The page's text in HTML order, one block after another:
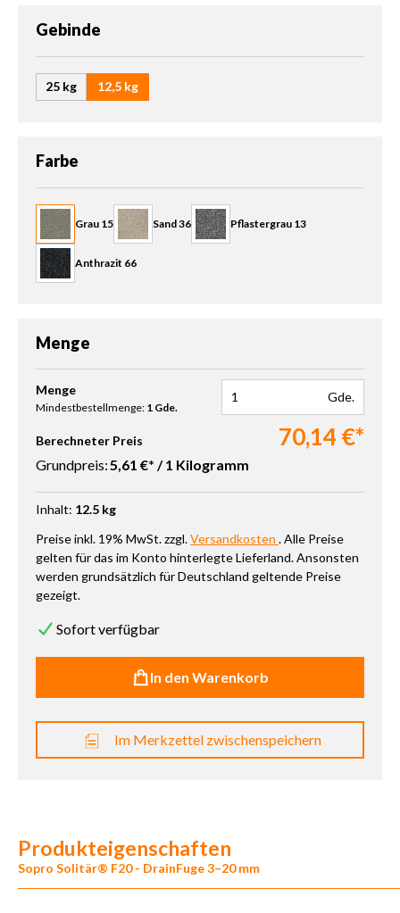
Gebinde
25 kg 12,5 kg
Farbe
Grau 15 Sand 36 Pflastergrau 13
Anthrazit 66
Menge
Produkt Anzahl: Gib den gewünschten Wert ein oder benutze
Menge
Mindestbestellmenge: 1 Gde.
Gde.
Berechneter Preis 70,14 €*
Grundpreis:5,61 €* / 1 Kilogramm
Inhalt: 12.5 kg
Preise inkl. 19% MwSt. zzgl.Versandkosten . Alle Preise
gelten für das im Konto hinterlegte Lieferland. Ansonsten
werden grundsätzlich für Deutschland geltende Preise
gezeigt.
Sofort verfügbar
In den Warenkorb
Im Merkzettel zwischenspeichern
Produkteigenschaften
Sopro Solitär® F20 - DrainFuge 3–20 mm